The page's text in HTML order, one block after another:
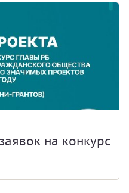
на конкурс